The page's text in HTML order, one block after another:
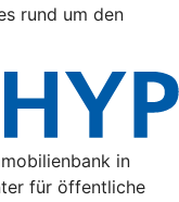
rund um den
in
für öffentliche